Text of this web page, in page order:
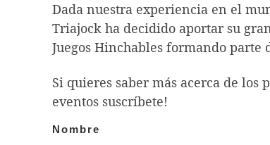
Dada nuestra experiencia en el
Triajock ha decidido aportar su
Juegos Hinchables formando
Si quieres saber más acerca de los
eventos suscríbete!
Nombre